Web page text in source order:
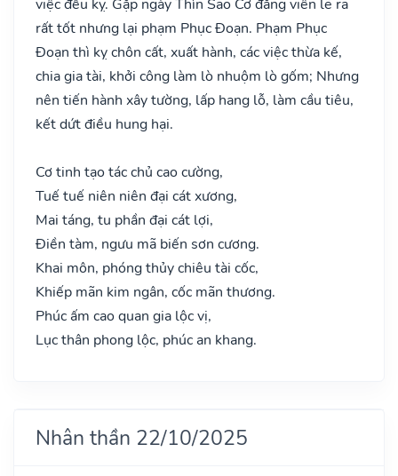
việc đều kỵ. Gặp ngày Thìn Sao Cơ đăng viên lẽ ra
rất tốt nhưng lại phạm Phục Đoạn. Phạm Phục
Đoạn thì kỵ chôn cất, xuất hành, các việc thừa kế,
chia gia tài, khởi công làm lò nhuộm lò gốm; Nhưng
nên tiến hành xây tường, lấp hang lỗ, làm cầu tiêu,
kết dứt điều hung hại.
Cơ tinh tạo tác chủ cao cường,
Tuế tuế niên niên đại cát xương,
Mai táng, tu phần đại cát lợi,
Điền tàm, ngưu mã biến sơn cương.
Khai môn, phóng thủy chiêu tài cốc,
Khiếp mãn kim ngân, cốc mãn thương.
Phúc ấm cao quan gia lộc vị,
Lục thân phong lộc, phúc an khang.
Nhân thần 22/10/2025